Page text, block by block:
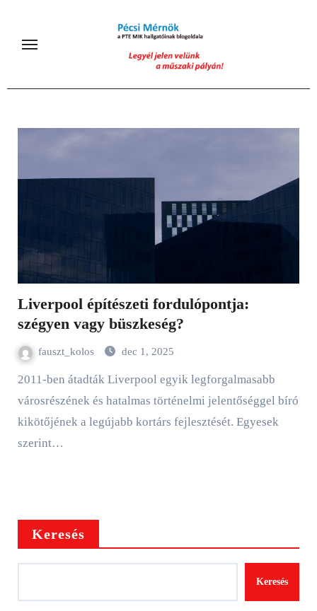
content
Liverpool építészeti fordulópontja:
szégyen vagy büszkeség?
fauszt_kolos dec 1, 2025
2011-ben átadták Liverpool egyik legforgalmasabb
városrészének és hatalmas történelmi jelentőséggel bíró
kikötőjének a legújabb kortárs fejlesztését. Egyesek
szerint…
Keresés
Keresés